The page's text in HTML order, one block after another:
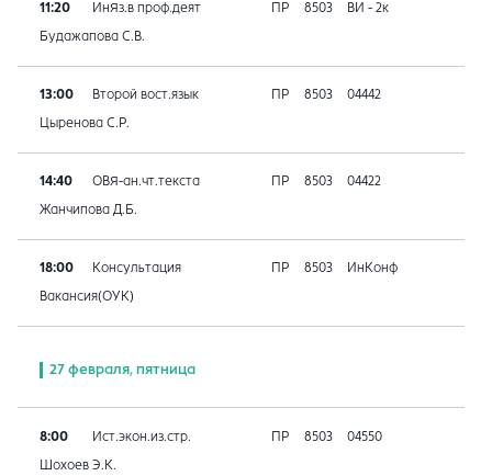
11:20 ИнЯз.в проф.деят ПР 8503 ВИ - 2к
Будажапова С.В.
13:00 Второй вост.язык ПР 8503 04442
Цыренова С.Р.
14:40 ОВЯ-ан.чт.текста ПР 8503 04422
Жанчипова Д.Б.
18:00 Консультация ПР 8503 ИнКонф
Вакансия(ОУК)
27 февраля, пятница
8:00 Ист.экон.из.стр. ПР 8503 04550
Шохоев Э.К.